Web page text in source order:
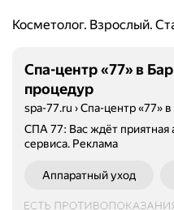
Косметолог. Взрослый.
Спа-центр «77» в
процедур
spa-77.ru ›Спа-центр «77» в
СПА 77: Вас ждёт приятная
сервиса. Реклама
Аппаратный уход